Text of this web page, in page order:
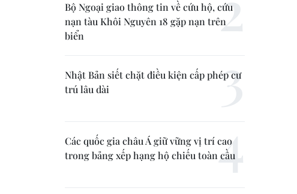
Bộ Ngoại giao thông tin về cứu hộ, cứu
nạn tàu Khôi Nguyên 18 gặp nạn trên
biển
Nhật Bản siết chặt điều kiện cấp phép cư
trú lâu dài
Các quốc gia châu Á giữ vững vị trí cao
trong bảng xếp hạng hộ chiếu toàn cầu